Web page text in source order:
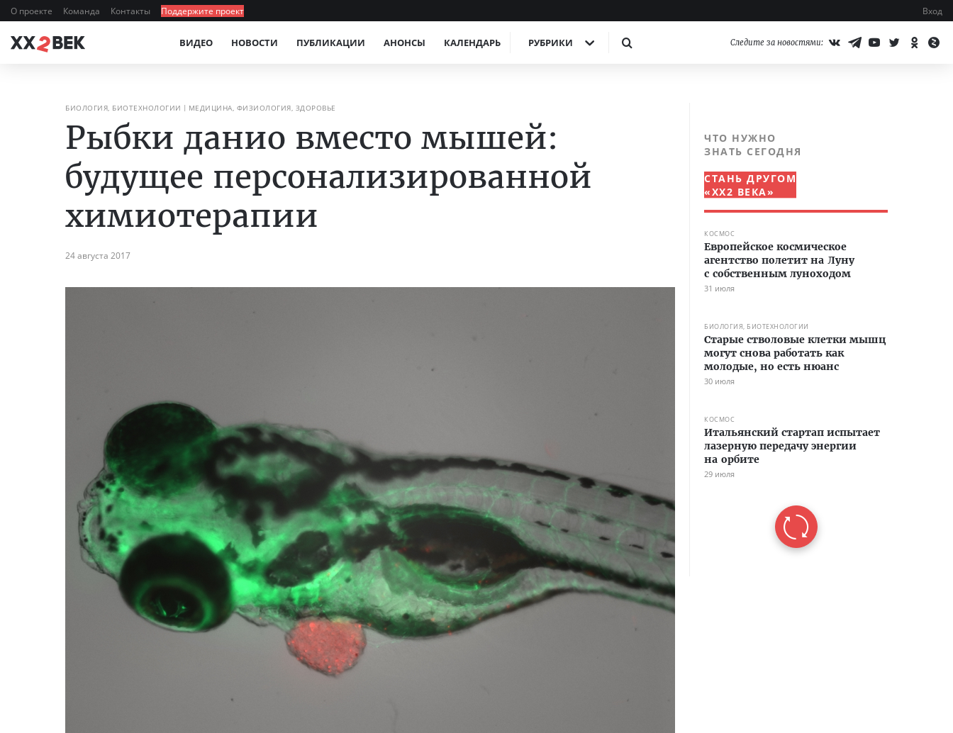
О проекте Команда Контакты Поддержите проект Вход
ВИДЕО НОВОСТИ ПУБЛИКАЦИИ АНОНСЫ КАЛЕНДАРЬ РУБРИКИ Следите за новостями:
БИОЛОГИЯ, БИОТЕХНОЛОГИИ МЕДИЦИНА, ФИЗИОЛОГИЯ, ЗДОРОВЬЕ
Рыбки данио вместо мышей:
будущее персонализированной
химиотерапии
24 августа 2017
ЧТО НУЖНО
ЗНАТЬ СЕГОДНЯ
СТАНЬ ДРУГОМ
«XX2 ВЕКА»
КОСМОС
Европейское космическое
агентство полетит на Луну
с собственным луноходом
31 июля
БИОЛОГИЯ, БИОТЕХНОЛОГИИ
Старые стволовые клетки мышц
могут снова работать как
молодые, но есть нюанс
30 июля
КОСМОС
Итальянский стартап испытает
лазерную передачу энергии
на орбите
29 июля